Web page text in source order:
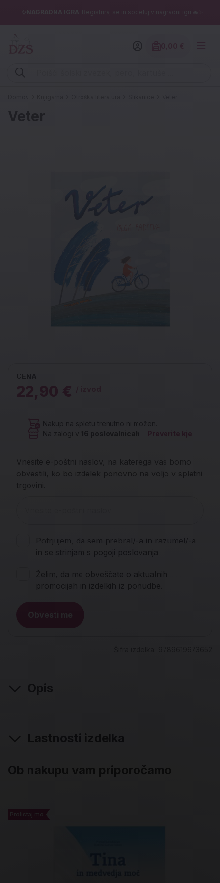
✨NAGRADNA IGRA : Registriraj se in sodeluj v nagradni igri 🚗✨
Vpišite iskalni niz (šolski zvezek, pero, kartuše ...)
Znesek
Veter
CENA
22,90 €
Nakup na spletu trenutno ni možen.
Na zalogi v 16 poslovalnicah
Vnesite e-poštni naslov, na katerega vas bomo
obvestili, ko bo izdelek ponovno na voljo v spletni
trgovini.
Potrjujem, da sem prebral/-a in razumel/-a
in se strinjam s pogoji poslovanja
Želim, da me obveščate o aktualnih
promocijah in izdelkih iz ponudbe.
Obvesti me
Opis
Lastnosti izdelka
Ob nakupu vam priporočamo
Prelistaj me
Prelistaj me